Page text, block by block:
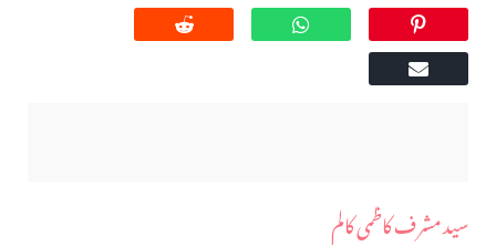
سید مشرف کاظمی کالم